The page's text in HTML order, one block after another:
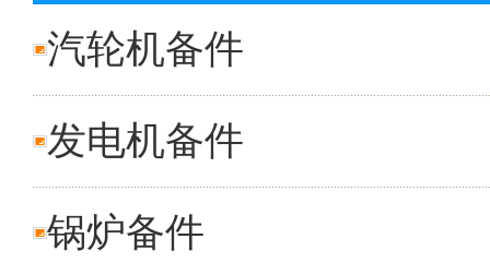
汽轮机备件
发电机备件
锅炉备件